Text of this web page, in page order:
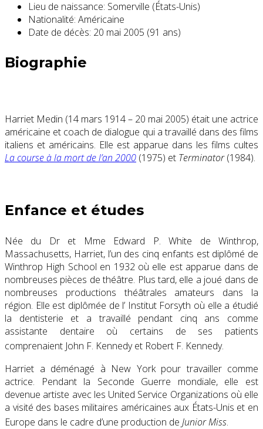
Lieu de naissance: Somerville (États-Unis)
Nationalité: Américaine
Date de décès: 20 mai 2005 (91 ans)
Biographie
Harriet Medin (14 mars 1914 – 20 mai 2005) était une actrice
américaine et coach de dialogue qui a travaillé dans des films
italiens et américains. Elle est apparue dans les films cultes
La course à la mort de l’an 2000 (1975) et Terminator(1984).
Enfance et études
Née du Dr et Mme Edward P. White de Winthrop,
Massachusetts, Harriet, l’un des cinq enfants est diplômé de
Winthrop High School en 1932 où elle est apparue dans de
nombreuses pièces de théâtre. Plus tard, elle a joué dans de
nombreuses productions théâtrales amateurs dans la
région. Elle est diplômée de l’ Institut Forsyth où elle a étudié
la dentisterie et a travaillé pendant cinq ans comme
assistante dentaire où certains de ses patients
comprenaient John F. Kennedyet Robert F. Kennedy.
Harriet a déménagé à New York pour travailler comme
actrice. Pendant la Seconde Guerre mondiale, elle est
devenue artiste avec les United Service Organizations où elle
a visité des bases militaires américaines aux États-Unis et en
Europe dans le cadre d’une production de Junior Miss.